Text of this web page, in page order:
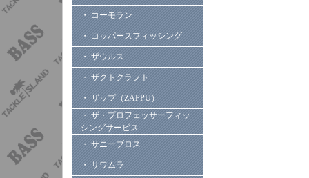
・ コーモラン
・ コッパースフィッシング
・ ザウルス
・ ザクトクラフト
・ ザップ（ZAPPU）
・ ザ・プロフェッサーフィッ
シングサービス
・ サニーブロス
・ サワムラ